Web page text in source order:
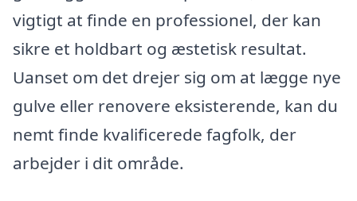
vigtigt at finde en professionel, der kan
sikre et holdbart og æstetisk resultat.
Uanset om det drejer sig om at lægge nye
gulve eller renovere eksisterende, kan du
nemt finde kvalificerede fagfolk, der
arbejder i dit område.